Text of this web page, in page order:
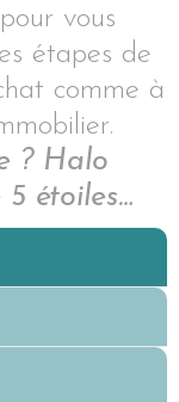
vous
étapes de
comme à
? Halo
étoiles…